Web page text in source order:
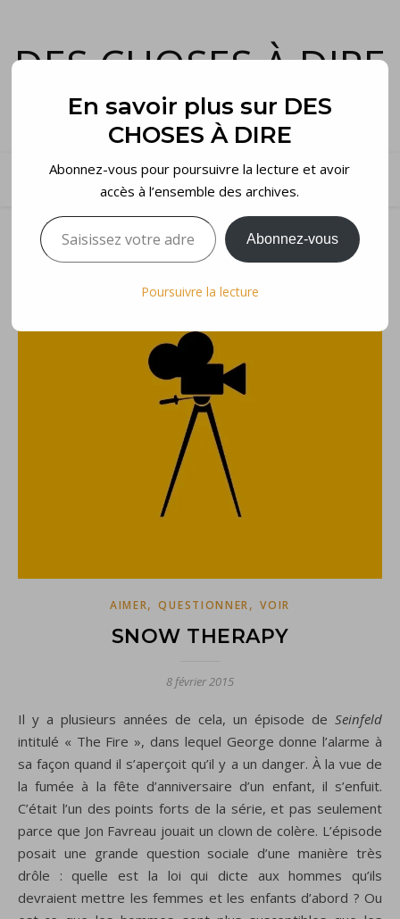
DES CHOSES À DIRE
et voilà…
AIMER,QUESTIONNER,VOIR
SNOW THERAPY
8 février 2015
Il y a plusieurs années de cela, un épisode de Seinfeld
intitulé « The Fire », dans lequel George donne l’alarme à
sa façon quand il s’aperçoit qu’il y a un danger. À la vue de
la fumée à la fête d’anniversaire d’un enfant, il s’enfuit.
C’était l’un des points forts de la série, et pas seulement
parce que Jon Favreau jouait un clown de colère. L’épisode
posait une grande question sociale d’une manière très
drôle : quelle est la loi qui dicte aux hommes qu’ils
devraient mettre les femmes et les enfants d’abord ? Ou
En savoir plus sur DES
CHOSES À DIRE
Abonnez-vous pour poursuivre la lecture et avoir
accès à l’ensemble des archives.
Saisissez votre adresse e-mail…
Abonnez-vous
Poursuivre la lecture